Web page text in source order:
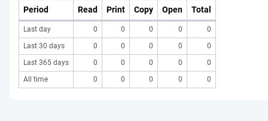
Period Read Print Copy Open Total
Last day 0 0 0 0
0
Last 30 days
0 0 0 0
0
Last 365 days
0 0 0 0
0
All time
0 0 0 0 0